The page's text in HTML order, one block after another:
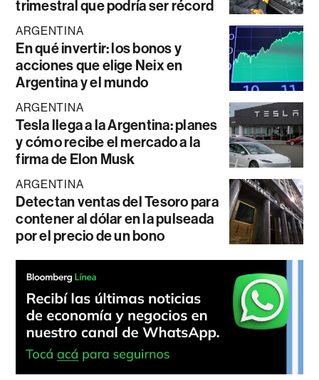
trimestral que podría ser récord
ARGENTINA
En qué invertir: los bonos y
acciones que elige Neix en
Argentina y el mundo
ARGENTINA
Tesla llega a la Argentina: planes
y cómo recibe el mercado a la
firma de Elon Musk
ARGENTINA
Detectan ventas del Tesoro para
contener al dólar en la pulseada
por el precio de un bono